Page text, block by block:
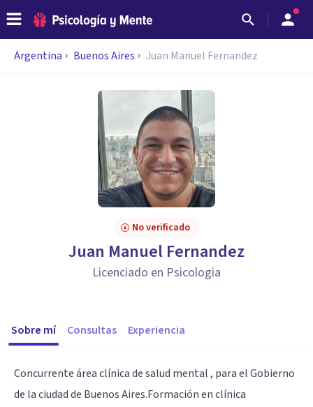
Argentina Buenos Aires Juan Manuel Fernandez
No verificado
Juan Manuel Fernandez
Licenciado en Psicologia
Sobre mí Consultas Experiencia
Concurrente área clínica de salud mental , para el Gobierno
de la ciudad de Buenos Aires.Formación en clínica